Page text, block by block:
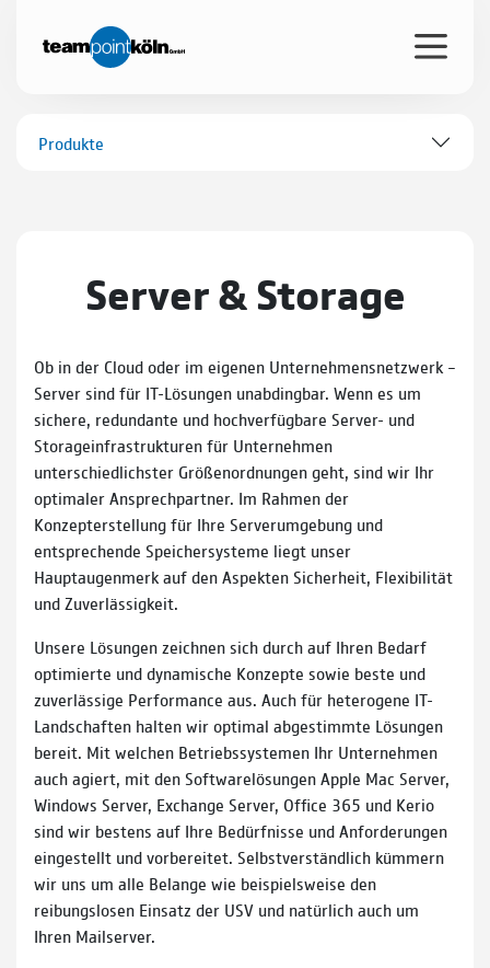
Produkte
Server & Storage
Ob in der Cloud oder im eigenen Unternehmensnetzwerk –
Server sind für IT-Lösungen unabdingbar. Wenn es um
sichere, redundante und hochverfügbare Server- und
Storageinfrastrukturen für Unternehmen
unterschiedlichster Größenordnungen geht, sind wir Ihr
optimaler Ansprechpartner. Im Rahmen der
Konzepterstellung für Ihre Serverumgebung und
entsprechende Speichersysteme liegt unser
Hauptaugenmerk auf den Aspekten Sicherheit, Flexibilität
und Zuverlässigkeit.
Unsere Lösungen zeichnen sich durch auf Ihren Bedarf
optimierte und dynamische Konzepte sowie beste und
zuverlässige Performance aus. Auch für heterogene IT-
Landschaften halten wir optimal abgestimmte Lösungen
bereit. Mit welchen Betriebssystemen Ihr Unternehmen
auch agiert, mit den Softwarelösungen Apple Mac Server,
Windows Server, Exchange Server, Office 365 und Kerio
sind wir bestens auf Ihre Bedürfnisse und Anforderungen
eingestellt und vorbereitet. Selbstverständlich kümmern
wir uns um alle Belange wie beispielsweise den
reibungslosen Einsatz der USV und natürlich auch um
Ihren Mailserver.